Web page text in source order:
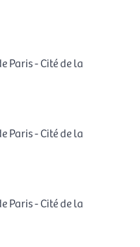
Paris - Cité de la
Paris - Cité de la
Paris - Cité de la